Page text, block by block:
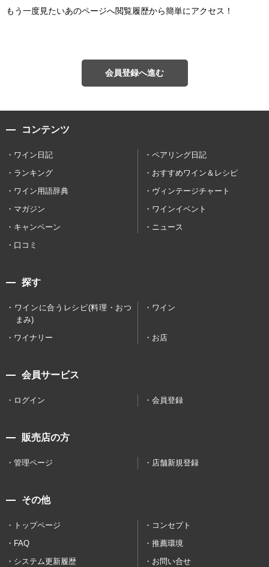
もう一度見たいあのページへ閲覧履歴から簡単にアクセス！
会員登録へ進む
コンテンツ
ワイン日記
ペアリング日記
ランキング
おすすめワイン＆レシピ
ワイン用語辞典
ヴィンテージチャート
マガジン
ワインイベント
キャンペーン
ニュース
口コミ
探す
ワインに合うレシピ(料理・おつ
まみ)
ワイン
ワイナリー お店
会員サービス
ログイン 会員登録
販売店の方
管理ページ 店舗新規登録
その他
トップページ
コンセプト
FAQ
推薦環境
システム更新履歴
お問い合せ